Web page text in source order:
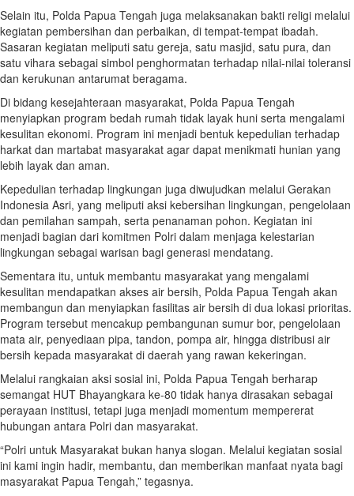
Selain itu, Polda Papua Tengah juga melaksanakan bakti religi melalui
kegiatan pembersihan dan perbaikan, di tempat-tempat ibadah.
Sasaran kegiatan meliputi satu gereja, satu masjid, satu pura, dan
satu vihara sebagai simbol penghormatan terhadap nilai-nilai toleransi
dan kerukunan antarumat beragama.
Di bidang kesejahteraan masyarakat, Polda Papua Tengah
menyiapkan program bedah rumah tidak layak huni serta mengalami
kesulitan ekonomi. Program ini menjadi bentuk kepedulian terhadap
harkat dan martabat masyarakat agar dapat menikmati hunian yang
lebih layak dan aman.
Kepedulian terhadap lingkungan juga diwujudkan melalui Gerakan
Indonesia Asri, yang meliputi aksi kebersihan lingkungan, pengelolaan
dan pemilahan sampah, serta penanaman pohon. Kegiatan ini
menjadi bagian dari komitmen Polri dalam menjaga kelestarian
lingkungan sebagai warisan bagi generasi mendatang.
Sementara itu, untuk membantu masyarakat yang mengalami
kesulitan mendapatkan akses air bersih, Polda Papua Tengah akan
membangun dan menyiapkan fasilitas air bersih di dua lokasi prioritas.
Program tersebut mencakup pembangunan sumur bor, pengelolaan
mata air, penyediaan pipa, tandon, pompa air, hingga distribusi air
bersih kepada masyarakat di daerah yang rawan kekeringan.
Melalui rangkaian aksi sosial ini, Polda Papua Tengah berharap
semangat HUT Bhayangkara ke-80 tidak hanya dirasakan sebagai
perayaan institusi, tetapi juga menjadi momentum mempererat
hubungan antara Polri dan masyarakat.
“Polri untuk Masyarakat bukan hanya slogan. Melalui kegiatan sosial
ini kami ingin hadir, membantu, dan memberikan manfaat nyata bagi
masyarakat Papua Tengah,” tegasnya.